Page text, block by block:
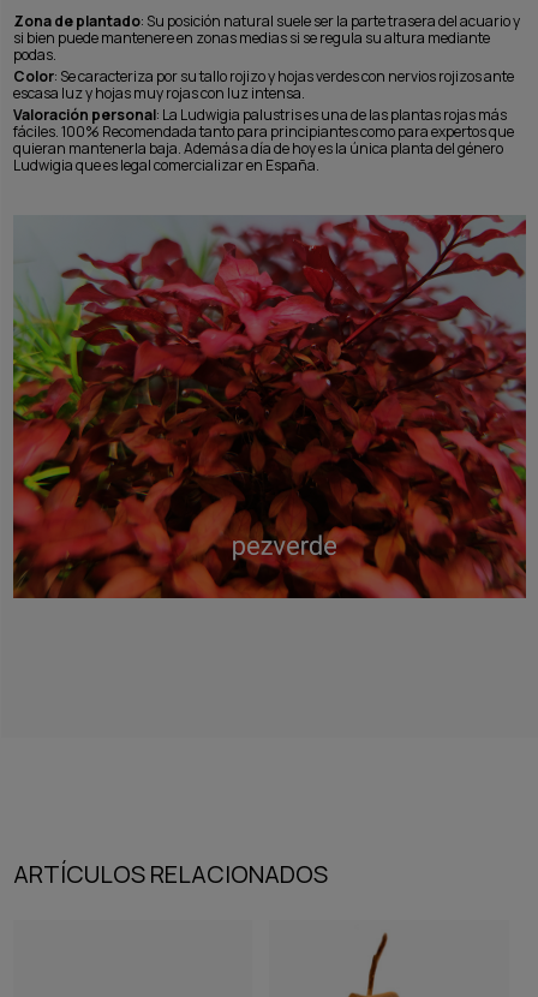
Zona de plantado: Su posición natural suele ser la parte trasera del acuario y
si bien puede mantenere en zonas medias si se regula su altura mediante
podas.
Color: Se caracteriza por su tallo rojizo y hojas verdes con nervios rojizos ante
escasa luz y hojas muy rojas con luz intensa.
Valoración personal: La Ludwigia palustris es una de las plantas rojas más
fáciles. 100% Recomendada tanto para principiantes como para expertos que
quieran mantenerla baja. Además a día de hoy es la única planta del género
Ludwigia que es legal comercializar en España.
ARTÍCULOS RELACIONADOS